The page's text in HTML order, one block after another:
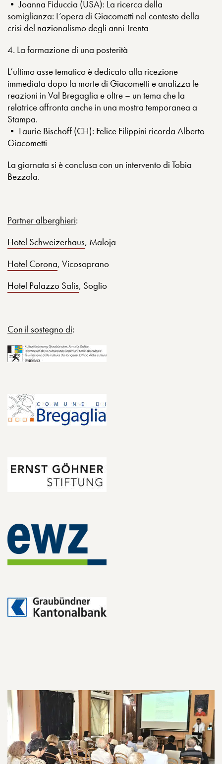
• Joanna Fiduccia (USA): La ricerca della
somiglianza: L’opera di Giacometti nel contesto della
crisi del nazionalismo degli anni Trenta
4. La formazione di una posterità
L’ultimo asse tematico è dedicato alla ricezione
immediata dopo la morte di Giacometti e analizza le
reazioni in Val Bregaglia e oltre – un tema che la
relatrice affronta anche in una mostra temporanea a
Stampa.
• Laurie Bischoff (CH): Felice Filippini ricorda Alberto
Giacometti
La giornata si è conclusa con un intervento di Tobia
Bezzola.
Partner alberghieri:
Hotel Schweizerhaus, Maloja
Hotel Corona, Vicosoprano
Hotel Palazzo Salis, Soglio
Con il sostegno di: